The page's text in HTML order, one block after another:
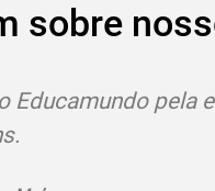
sobre
cursos!